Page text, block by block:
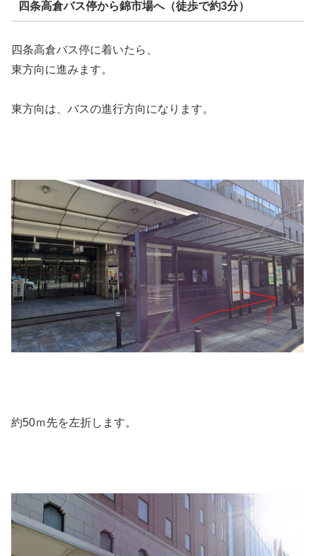
四条高倉バス停から錦市場へ（徒歩で約3分）
四条高倉バス停に着いたら、
東方向に進みます。
東方向は、バスの進行方向になります。
約50ｍ先を左折します。